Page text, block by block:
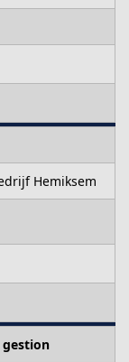
Hemiksem
gestion